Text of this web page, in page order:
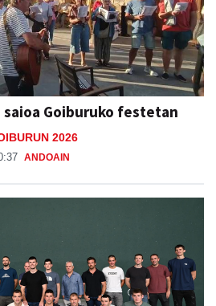
Goiburuko festetan
2026
ANDOAIN